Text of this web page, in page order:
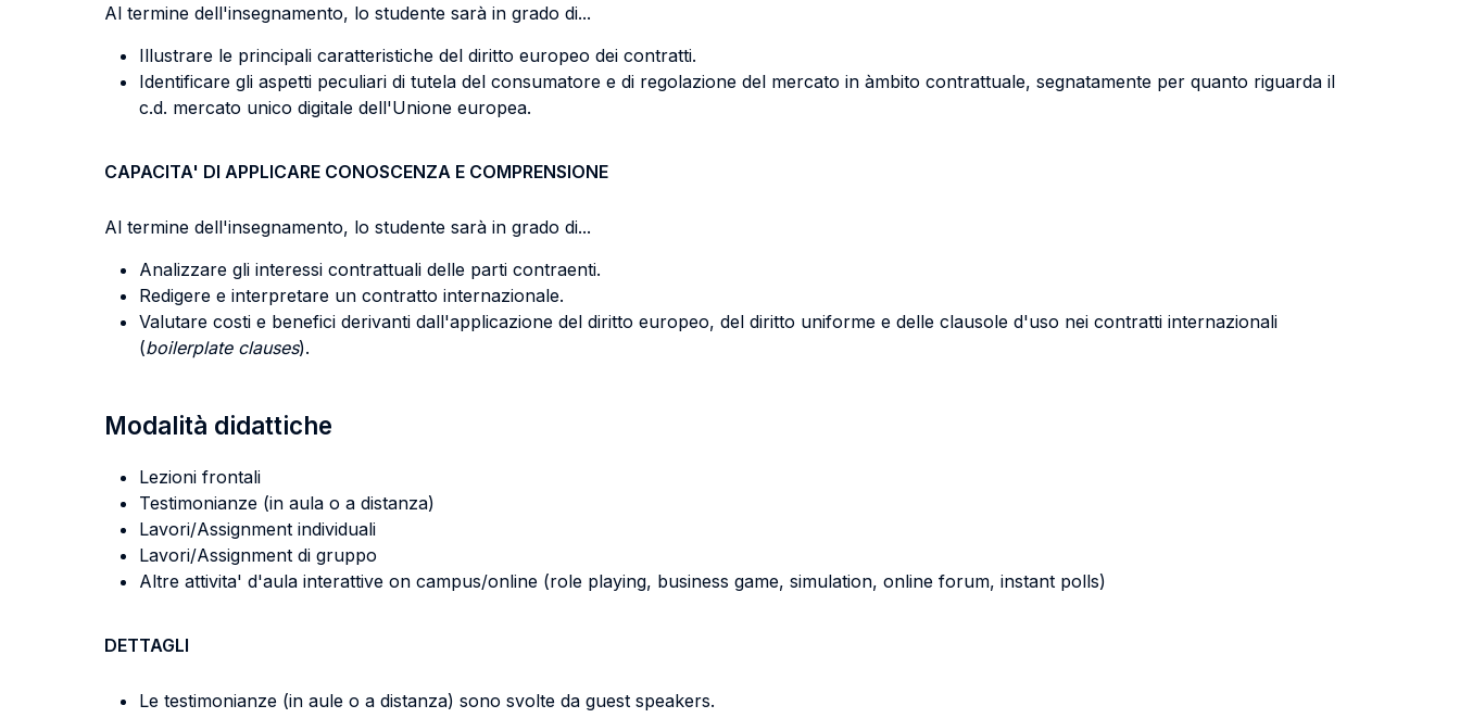
Al termine dell'insegnamento, lo studente sarà in grado di...
Illustrare le principali caratteristiche del diritto europeo dei contratti.
Identificare gli aspetti peculiari di tutela del consumatore e di regolazione del mercato in àmbito contrattuale, segnatamente per quanto riguarda il
c.d. mercato unico digitale dell'Unione europea.
CAPACITA' DI APPLICARE CONOSCENZA E COMPRENSIONE
Al termine dell'insegnamento, lo studente sarà in grado di...
Analizzare gli interessi contrattuali delle parti contraenti.
Redigere e interpretare un contratto internazionale.
Valutare costi e benefici derivanti dall'applicazione del diritto europeo, del diritto uniforme e delle clausole d'uso nei contratti internazionali
(boilerplate clauses).
Modalità didattiche
Lezioni frontali
Testimonianze (in aula o a distanza)
Lavori/Assignment individuali
Lavori/Assignment di gruppo
Altre attivita' d'aula interattive on campus/online (role playing, business game, simulation, online forum, instant polls)
DETTAGLI
Le testimonianze (in aule o a distanza) sono svolte da guest speakers.